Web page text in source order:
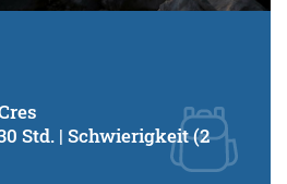
Std. | Schwierigkeit (2